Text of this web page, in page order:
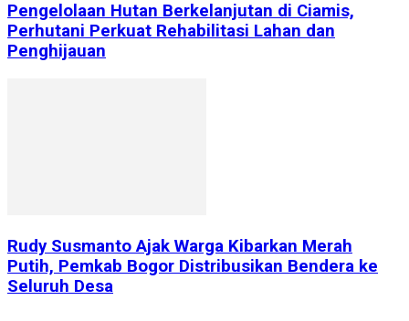
Pengelolaan Hutan Berkelanjutan di Ciamis,
Perhutani Perkuat Rehabilitasi Lahan dan
Penghijauan
Rudy Susmanto Ajak Warga Kibarkan Merah
Putih, Pemkab Bogor Distribusikan Bendera ke
Seluruh Desa